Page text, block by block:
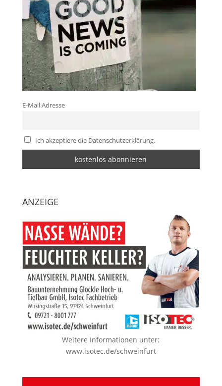
E-Mail Adresse
Ich akzeptiere die Datenschutzerklärung.
ANZEIGE
Weitere Informationen unter:
www.isotec.de/schweinfurt